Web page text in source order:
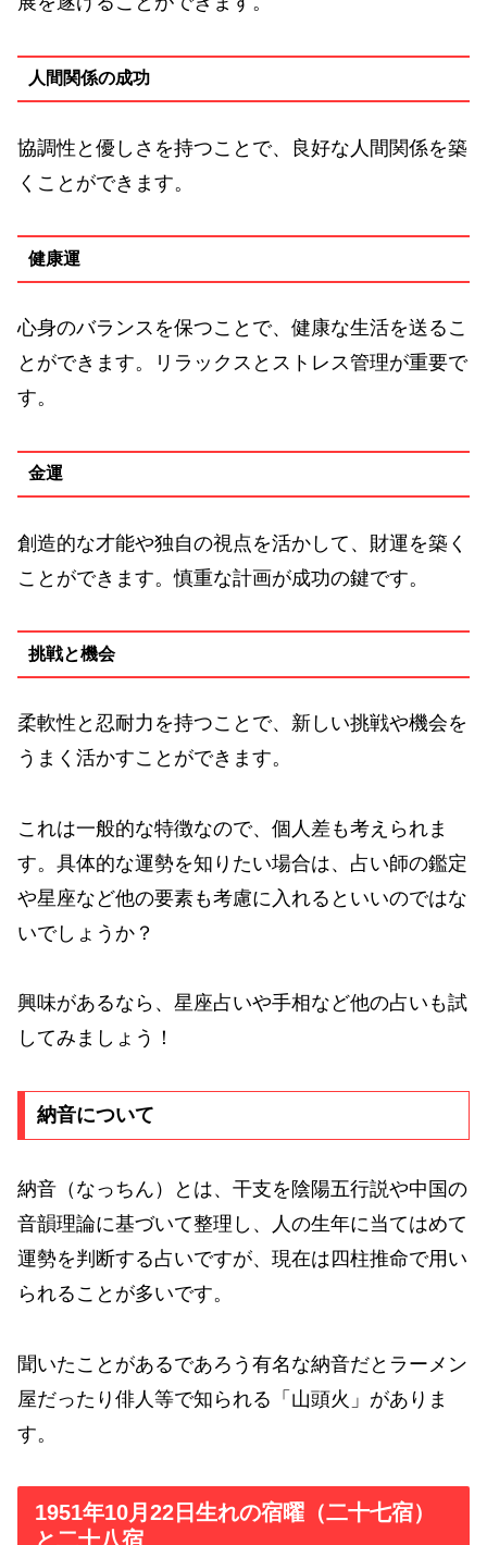
人間関係の成功
協調性と優しさを持つことで、良好な人間関係を築
くことができます。
健康運
心身のバランスを保つことで、健康な生活を送るこ
とができます。リラックスとストレス管理が重要で
す。
金運
創造的な才能や独自の視点を活かして、財運を築く
ことができます。慎重な計画が成功の鍵です。
挑戦と機会
柔軟性と忍耐力を持つことで、新しい挑戦や機会を
うまく活かすことができます。
これは一般的な特徴なので、個人差も考えられま
す。具体的な運勢を知りたい場合は、占い師の鑑定
や星座など他の要素も考慮に入れるといいのではな
いでしょうか？
興味があるなら、星座占いや手相など他の占いも試
してみましょう！
納音について
納音（なっちん）とは、干支を陰陽五行説や中国の
音韻理論に基づいて整理し、人の生年に当てはめて
運勢を判断する占いですが、現在は四柱推命で用い
られることが多いです。
聞いたことがあるであろう有名な納音だとラーメン
屋だったり俳人等で知られる「山頭火」がありま
す。
1951年10月22日生れの宿曜（二十七宿）
と二十八宿